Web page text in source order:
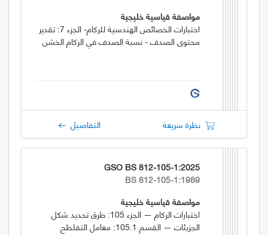
مواصفة قياسية خليجية
اختبارات الخصائص الهندسية للركام- الجزء 7: تقدير
محتوى الصدف - نسبة الصدف في الركام الخشن
نظرة سريعة التفاصيل
GSO BS 812-105-1:2025
BS 812-105-1:1989
مواصفة قياسية خليجية
اختبارات الركام — الجزء 105: طرق تحديد شكل
الجزيئات — القسم 105.1: معامل التفلطح